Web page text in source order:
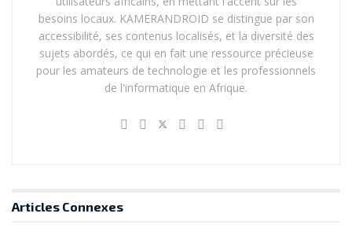
besoins locaux. KAMERANDROID se distingue par son
accessibilité, ses contenus localisés, et la diversité des
sujets abordés, ce qui en fait une ressource précieuse
pour les amateurs de technologie et les professionnels
de l'informatique en Afrique.
Articles Connexes